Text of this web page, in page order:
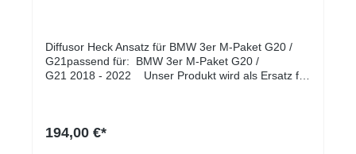
Diffusor Heck Ansatz für BMW 3er M-Paket G20 /
G21passend für: BMW 3er M-Paket G20 /
G21 2018 - 2022 Unser Produkt wird als Ersatz für
194,00 €*